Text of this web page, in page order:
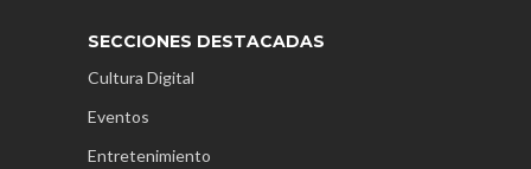
SECCIONES DESTACADAS
Cultura Digital
Eventos
Entretenimiento